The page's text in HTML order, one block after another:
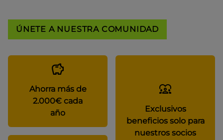
ÚNETE A NUESTRA COMUNIDAD
Ahorra más de
2.000€ cada
año
Exclusivos
beneficios solo para
nuestros socios